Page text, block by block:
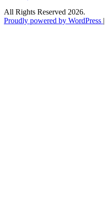
All Rights Reserved 2026.
Proudly powered by WordPress |